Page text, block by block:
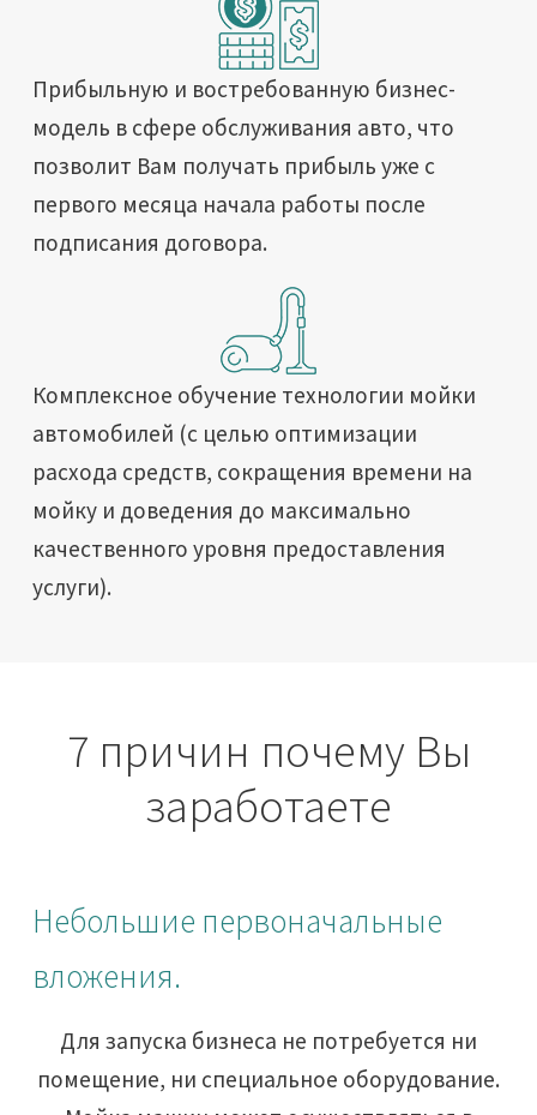
Прибыльную и востребованную бизнес-
модель в сфере обслуживания авто, что
позволит Вам получать прибыль уже с
первого месяца начала работы после
подписания договора.
Комплексное обучение технологии мойки
автомобилей (с целью оптимизации
расхода средств, сокращения времени на
мойку и доведения до максимально
качественного уровня предоставления
услуги).
7 причин почему Вы
заработаете
Небольшие первоначальные
вложения.
Для запуска бизнеса не потребуется ни
помещение, ни специальное оборудование.